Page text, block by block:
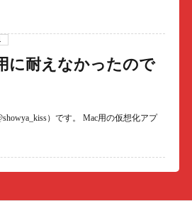
に耐えなかったので
）です。 Mac用の仮想化アプ